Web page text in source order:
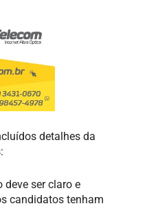
detalhes da
deve ser claro e
candidatos tenham